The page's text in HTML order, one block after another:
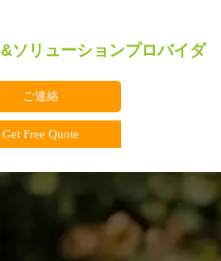
&ソリューションプロバイダ
ご連絡
Get Free Quote